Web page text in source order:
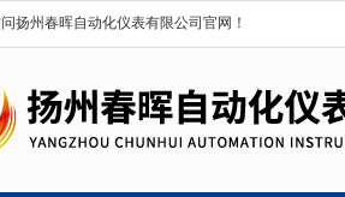
扬州春晖自动化仪表有限公司官网！